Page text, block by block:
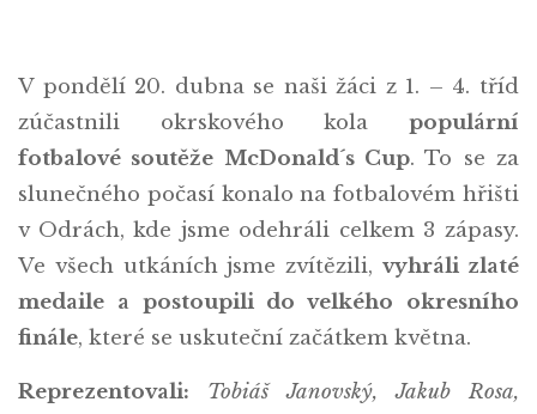
V pondělí 20. dubna se naši žáci z 1. – 4. tříd
zúčastnili okrskového kola populární
fotbalové soutěže McDonald´s Cup. To se za
slunečného počasí konalo na fotbalovém hřišti
v Odrách, kde jsme odehráli celkem 3 zápasy.
Ve všech utkáních jsme zvítězili,vyhráli zlaté
medaile a postoupili do velkého okresního
finále, které se uskuteční začátkem května.
Reprezentovali:
Tobiáš Janovský, Jakub Rosa,